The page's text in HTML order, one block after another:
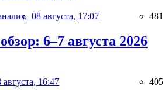
08 августа, 17:07 481
6–7 августа 2026
августа, 16:47 405